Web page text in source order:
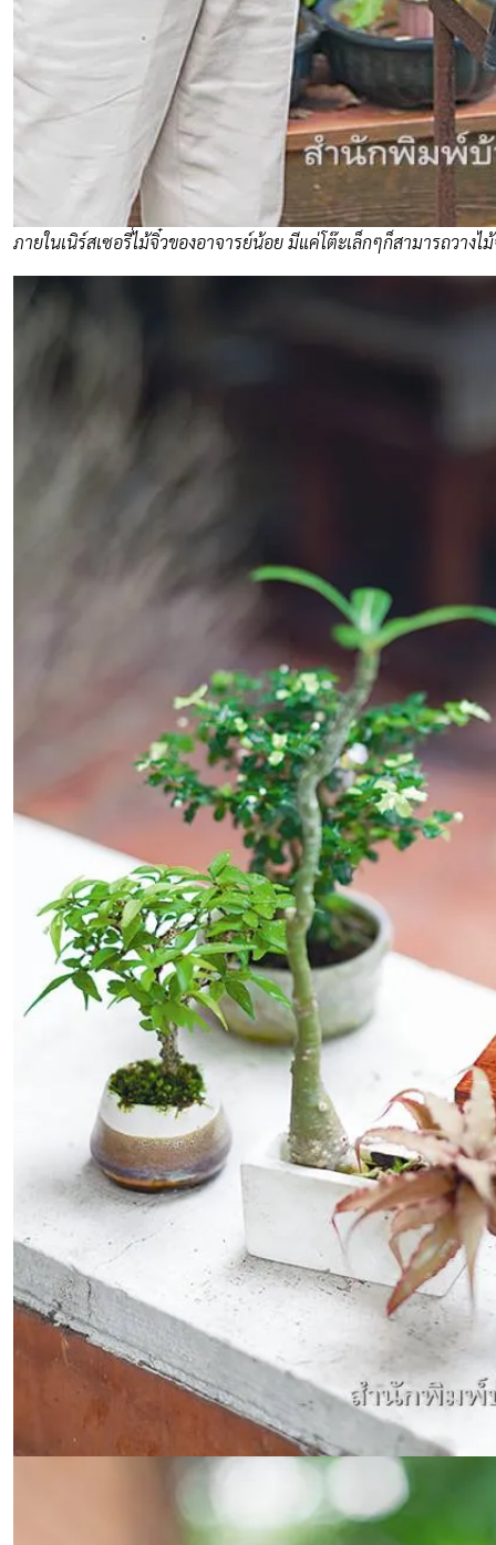
ภายในเนิร์สเซอรี่ไม้จิ๋วของอาจารย์น้อย มีแค่โต๊ะเล็กๆก็สามารถวางไ